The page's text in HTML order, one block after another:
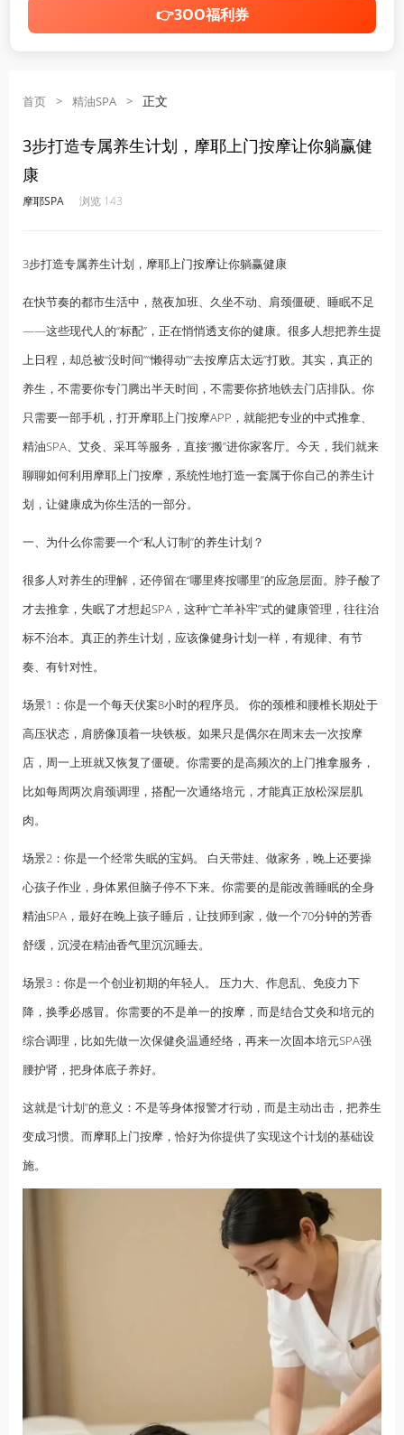
👉3OO福利券
首页 > 精油SPA > 正文
3步打造专属养生计划，摩耶上门按摩让你躺赢健
康
摩耶SPA 浏览 143
3步打造专属养生计划，摩耶上门按摩让你躺赢健康
在快节奏的都市生活中，熬夜加班、久坐不动、肩颈僵硬、睡眠不足
——这些现代人的“标配”，正在悄悄透支你的健康。很多人想把养生提
上日程，却总被“没时间”“懒得动”“去按摩店太远”打败。其实，真正的
养生，不需要你专门腾出半天时间，不需要你挤地铁去门店排队。你
只需要一部手机，打开摩耶上门按摩APP，就能把专业的中式推拿、
精油SPA、艾灸、采耳等服务，直接“搬”进你家客厅。今天，我们就来
聊聊如何利用摩耶上门按摩，系统性地打造一套属于你自己的养生计
划，让健康成为你生活的一部分。
一、为什么你需要一个“私人订制”的养生计划？
很多人对养生的理解，还停留在“哪里疼按哪里”的应急层面。脖子酸了
才去推拿， 失眠了才想起SPA，这种“亡羊补牢”式的健康管理，往往治
标不治本。真正的养生计划，应该像健身计划一样，有规律、有节
奏、有针对性。
场景1：你是一个每天伏案8小时的程序员。 你的颈椎和腰椎长期处于
高压状态，肩膀像顶着一块铁板。如果只是偶尔在周末去一次按摩
店，周一上班就又恢复了僵硬。你需要的是高频次的上门推拿服务，
比如每周两次肩颈调理，搭配一次通络培元，才能真正放松深层肌
肉。
场景2：你是一个经常失眠的宝妈。 白天带娃、做家务，晚上还要操
心孩子作业，身体累但脑子停不下来。你需要的是能改善睡眠的全身
精油SPA，最好在晚上孩子睡后，让技师到家，做一个70分钟的芳香
舒缓，沉浸在精油香气里沉沉睡去。
场景3：你是一个创业初期的年轻人。 压力大、作息乱、免疫力下
降，换季必感冒。你需要的不是单一的按摩 ，而是结合艾灸和培元的
综合调理，比如先做一次保健灸温通经络，再来一次固本培元SPA强
腰护肾，把身体底子养好。
这就是“计划”的意义：不是等身体报警才行动，而是主动出击，把养生
变成习惯。而摩耶上门按摩，恰好为你提供了实现这个计划的基础设
施。